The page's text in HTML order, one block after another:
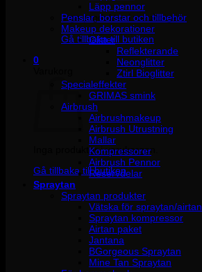
Inga produkter i varukorgen.
Gå tillbaka till butiken
0
Inga produkter i varukorgen.
Gå tillbaka till butiken
Läpp pennor
Penslar, borstar och tillbehör
Makeup dekorationer
Glitter
Reflekterande
Neonglitter
Ztirl Bioglitter
Specialeffekter
GRIMAS smink
Airbrush
Airbrushmakeup
Airbrush Utrustning
Mallar
Kompressorer
Airbrush Pennor
Reservdelar
Spraytan
Spraytan produkter
Vätska för spraytan/airtan
Spraytan kompressor
Airtan paket
Jantana
BGorgeous Spraytan
Mine Tan Spraytan